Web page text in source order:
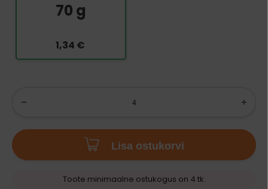
70 g
1,34 €
Lisa ostukorvi
Toote minimaalne ostukogus on 4 tk.